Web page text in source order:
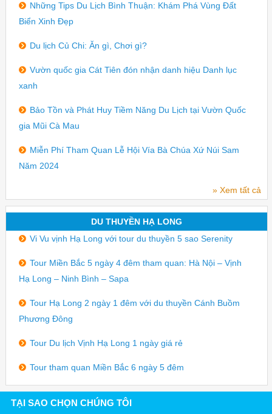
Những Tips Du Lịch Bình Thuận: Khám Phá Vùng Đất
Biển Xinh Đẹp
Du lịch Củ Chi: Ăn gì, Chơi gì?
Vườn quốc gia Cát Tiên đón nhận danh hiệu Danh lục
xanh
Bảo Tồn và Phát Huy Tiềm Năng Du Lịch tại Vườn Quốc
gia Mũi Cà Mau
Miễn Phí Tham Quan Lễ Hội Vía Bà Chúa Xứ Núi Sam
Năm 2024
» Xem tất cả
DU THUYỀN HẠ LONG
Vi Vu vịnh Hạ Long với tour du thuyền 5 sao Serenity
Tour Miền Bắc 5 ngày 4 đêm tham quan: Hà Nội – Vịnh
Hạ Long – Ninh Bình – Sapa
Tour Hạ Long 2 ngày 1 đêm với du thuyền Cánh Buồm
Phương Đông
Tour Du lịch Vịnh Hạ Long 1 ngày giá rẻ
Tour tham quan Miền Bắc 6 ngày 5 đêm
TẠI SAO CHỌN CHÚNG TÔI